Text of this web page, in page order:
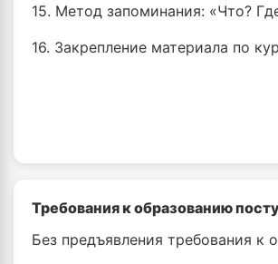
15. Метод запоминания: «Что?
16. Закрепление материала по
Требования к образованию
Без предъявления требования к